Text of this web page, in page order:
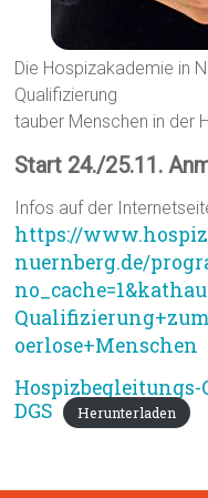
Die Hospizakademie in
Qualifizierung
tauber Menschen in der
Start 24./25.11.
Infos auf der
https://
nuernberg.de/
oerlose+Menschen
DGS
Herunterladen